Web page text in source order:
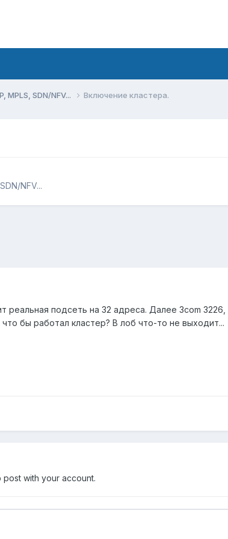
SDN/NFV... Включение кластера.
NFV...
реальная подсеть на 32 адреса. Далее 3com
бы работал кластер? В лоб что-то не выходит...
post with your account.